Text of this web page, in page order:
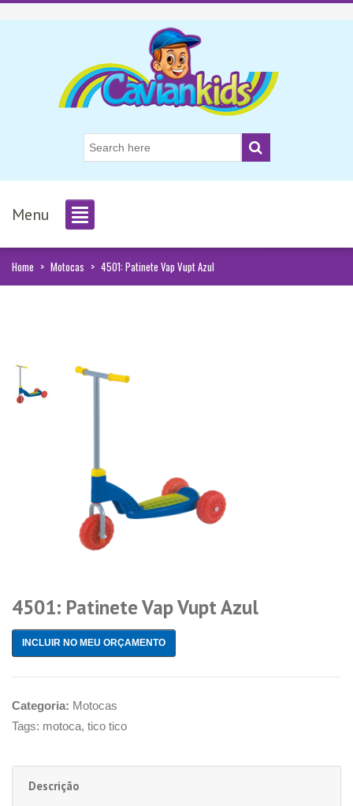
Menu
Home > Motocas > 4501: Patinete Vap Vupt Azul
4501: Patinete Vap Vupt Azul
INCLUIR NO MEU ORÇAMENTO
Categoria: Motocas
Tags: motoca, tico tico
Descrição